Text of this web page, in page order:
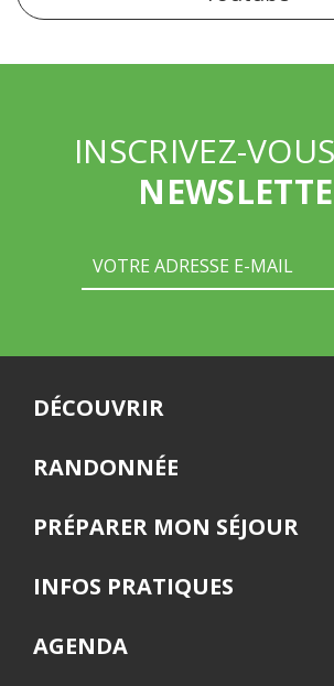
INSCRIVEZ-VOUS
DÉCOUVRIR
RANDONNÉE
PRÉPARER MON SÉJOUR
INFOS PRATIQUES
AGENDA